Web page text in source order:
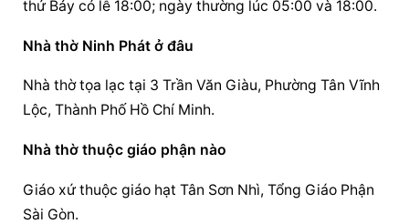
thứ Bảy có lễ 18:00; ngày thường lúc 05:00 và 18:00.
Nhà thờ Ninh Phát ở đâu
Nhà thờ tọa lạc tại 3 Trần Văn Giàu, Phường Tân Vĩnh
Lộc, Thành Phố Hồ Chí Minh.
Nhà thờ thuộc giáo phận nào
Giáo xứ thuộc giáo hạt Tân Sơn Nhì, Tổng Giáo Phận
Sài Gòn.